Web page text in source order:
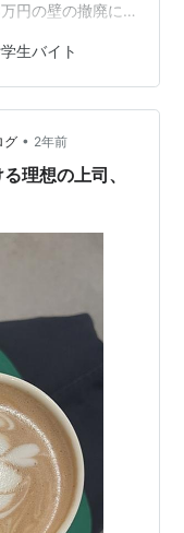
円の壁の撤廃に
で働かせようとし
は至らないよう
な人は玉木氏だ
を隠している。
ではなく、安い
学生バイト
グ • 2年前
理想の上司、